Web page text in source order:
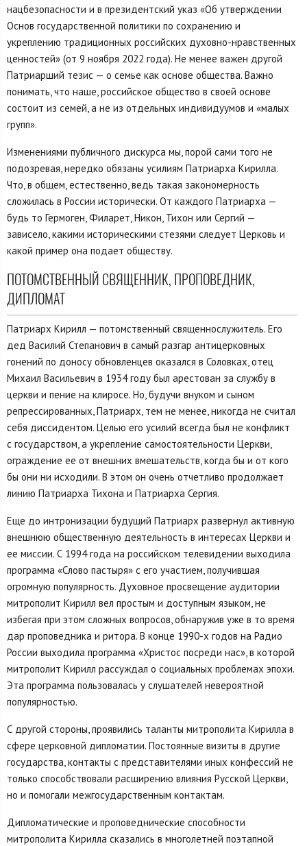
нацбезопасности и в президентский указ «Об утверждении
Основ государственной политики по сохранению и
укреплению традиционных российских духовно-нравственных
ценностей» (от 9 ноября 2022 года). Не менее важен другой
Патриарший тезис — о семье как основе общества. Важно
понимать, что наше, российское общество в своей основе
состоит из семей, а не из отдельных индивидуумов и «малых
групп».
Изменениями публичного дискурса мы, порой сами того не
подозревая, нередко обязаны усилиям Патриарха Кирилла.
Что, в общем, естественно, ведь такая закономерность
сложилась в России исторически. От каждого Патриарха —
будь то Гермоген, Филарет, Никон, Тихон или Сергий —
зависело, какими историческими стезями следует Церковь и
какой пример она подает обществу.
ПОТОМСТВЕННЫЙ СВЯЩЕННИК, ПРОПОВЕДНИК,
ДИПЛОМАТ
Патриарх Кирилл — потомственный священнослужитель. Его
дед Василий Степанович в самый разгар антицерковных
гонений по доносу обновленцев оказался в Соловках, отец
Михаил Васильевич в 1934 году был арестован за службу в
церкви и пение на клиросе. Но, будучи внуком и сыном
репрессированных, Патриарх, тем не менее, никогда не считал
себя диссидентом. Целью его усилий всегда был не конфликт
с государством, а укрепление самостоятельности Церкви,
ограждение ее от внешних вмешательств, когда бы и от кого
бы они ни исходили. В этом он очень отчетливо продолжает
линию Патриарха Тихона и Патриарха Сергия.
Еще до интронизации будущий Патриарх развернул активную
внешнюю общественную деятельность в интересах Церкви и
ее миссии. С 1994 года на российском телевидении выходила
программа «Слово пастыря» с его участием, получившая
огромную популярность. Духовное просвещение аудитории
митрополит Кирилл вел простым и доступным языком, не
избегая при этом сложных вопросов, обнаружив уже в то время
дар проповедника и ритора. В конце 1990-х годов на Радио
России выходила программа «Христос посреди нас», в которой
митрополит Кирилл рассуждал о социальных проблемах эпохи.
Эта программа пользовалась у слушателей невероятной
популярностью.
С другой стороны, проявились таланты митрополита Кирилла в
сфере церковной дипломатии. Постоянные визиты в другие
государства, контакты с представителями иных конфессий не
только способствовали расширению влияния Русской Церкви,
но и помогали межгосударственным контактам.
Дипломатические и проповеднические способности
митрополита Кирилла сказались в многолетней поэтапной